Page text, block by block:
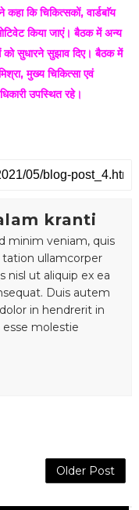
कि चिकित्सकों, वार्डबाॅय
किया जाएं। बैठक में अन्य
सुधारने सुझाव दिए। बैठक में
मुख्य चिकित्सा एवं
उपस्थित रहे।
kranti
minim veniam, quis
ullamcorper
nisl ut aliquip ex ea
Duis autem
in hendrerit in
molestie
Older Post